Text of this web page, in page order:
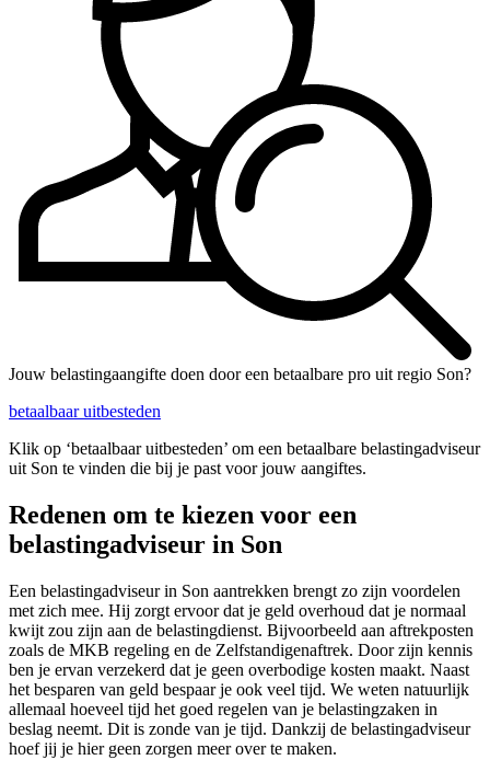
Jouw belastingaangifte doen door een betaalbare pro uit regio Son?
betaalbaar uitbesteden
Klik op ‘betaalbaar uitbesteden’ om een betaalbare belastingadviseur
uit Son te vinden die bij je past voor jouw aangiftes.
Redenen om te kiezen voor een
belastingadviseur in Son
Een belastingadviseur in Son aantrekken brengt zo zijn voordelen
met zich mee. Hij zorgt ervoor dat je geld overhoud dat je normaal
kwijt zou zijn aan de belastingdienst. Bijvoorbeeld aan aftrekposten
zoals de MKB regeling en de Zelfstandigenaftrek. Door zijn kennis
ben je ervan verzekerd dat je geen overbodige kosten maakt. Naast
het besparen van geld bespaar je ook veel tijd. We weten natuurlijk
allemaal hoeveel tijd het goed regelen van je belastingzaken in
beslag neemt. Dit is zonde van je tijd. Dankzij de belastingadviseur
hoef jij je hier geen zorgen meer over te maken.